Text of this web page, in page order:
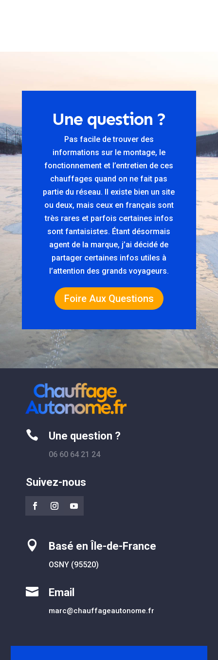
Une question ?
Pas facile de trouver des
informations sur le montage, le
fonctionnement et l’entretien de ces
chauffages quand on ne fait pas
partie du réseau. Il existe bien un site
ou deux, mais ceux en français sont
très rares et parfois certaines infos
sont fantaisistes. Étant désormais
agent de la marque, j’ai décidé de
partager certaines infos utiles à
l’attention des grands voyageurs.
Foire Aux Questions
 Une question ?
06 60 64 21 24
Suivez-nous
 Basé en Île-de-France
OSNY (95520)
 Email
marc@chauffageautonome.fr